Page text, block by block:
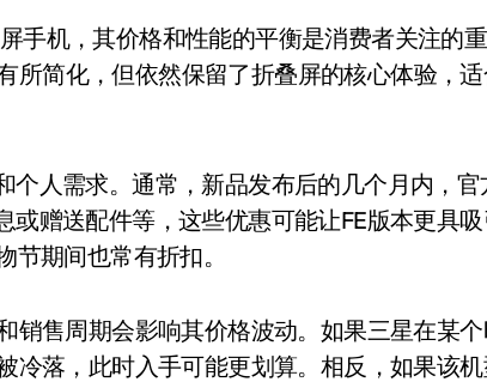
所简化，但依然保留了折叠屏的核心体验，
人需求。通常，新品发布后的几个月内，官
赠送配件等，这些优惠可能让FE版本更具吸
节期间也常有折扣。
售周期会影响其价格波动。如果三星在某个
冷落，此时入手可能更划算。相反，如果该